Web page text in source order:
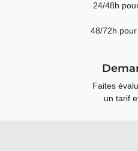
24/48h
48/72h pour
Faites
un tarif